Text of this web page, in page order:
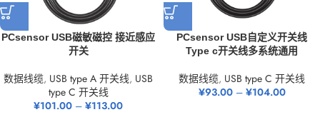
PCsensor USB磁敏磁控 接近感应
开关
数据线缆, USB type A 开关线, USB
type C 开关线
¥101.00 – ¥113.00
PCsensor USB自定义开关线
Type c开关线多系统通用
数据线缆, USB type C 开关线
¥93.00– ¥104.00